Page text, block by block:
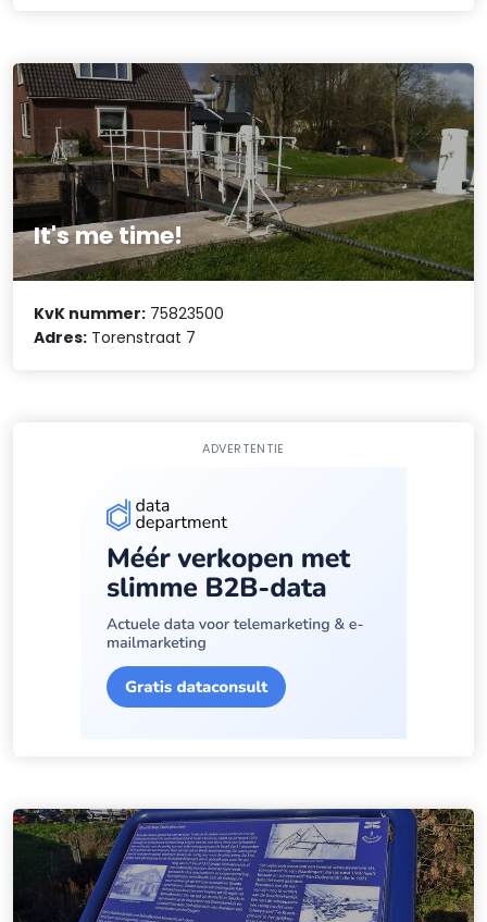
It's me time!
KvK nummer: 75823500
Adres: Torenstraat 7
ADVERTENTIE